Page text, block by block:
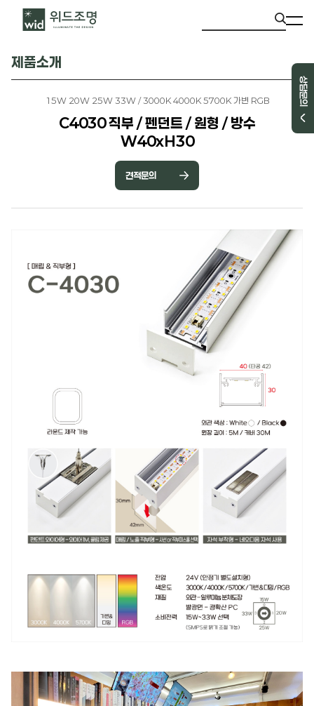
상담문의
제품소개
15W 20W 25W 33W / 3000K 4000K 5700K 가변 RGB
C4030 직부 / 펜던트 / 원형 / 방수
W40xH30
견적문의